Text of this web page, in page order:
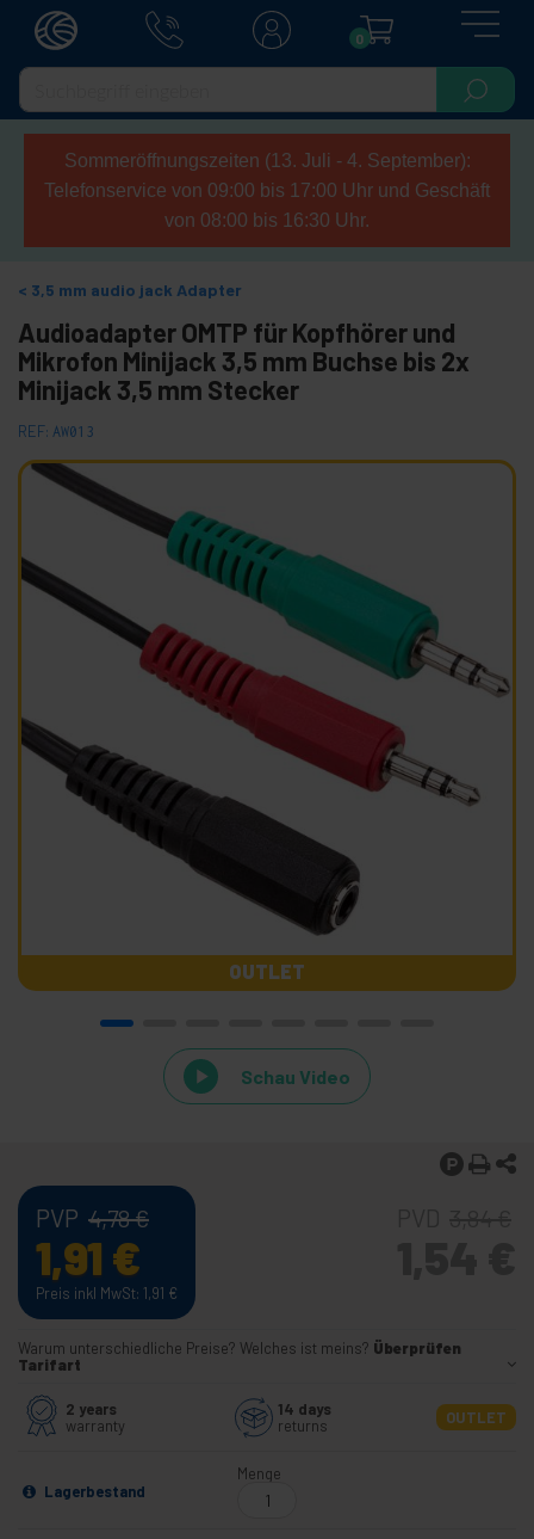
0
Sommeröffnungszeiten (13. Juli - 4. September):
Telefonservice von 09:00 bis 17:00 Uhr und Geschäft
von 08:00 bis 16:30 Uhr.
3,5 mm audio jack Adapter
Audioadapter OMTP für Kopfhörer und
Mikrofon Minijack 3,5 mm Buchse bis 2x
Minijack 3,5 mm Stecker
REF: AW013
OUTLET
Schau Video
PVP 4,78€
1,91 €
Preis inkl MwSt: 1,91 €
Warum unterschiedliche Preise? Welches ist meins? Überprüfen
Tarifart
2 years
warranty
14 days
returns
OUTLET
Lagerbestand
Menge